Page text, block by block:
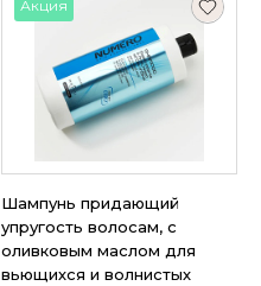
Акция
Шампунь придающий
упругость волосам, с
оливковым маслом для
вьющихся и волнистых